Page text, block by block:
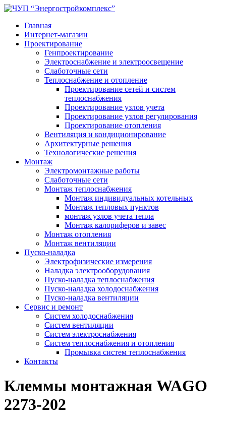
Главная
Интернет-магазин
Проектирование
Генпроектирование
Электроснабжение и электроосвещение
Слаботочные сети
Теплоснабжение и отопление
Проектирование сетей и систем
теплоснабжения
Проектирование узлов учета
Проектирование узлов регулирования
Проектирование отопления
Вентиляция и кондиционирование
Архитектурные решения
Технологические решения
Монтаж
Электромонтажные работы
Слаботочные сети
Монтаж теплоснабжения
Монтаж индивидуальных котельных
Монтаж тепловых пунктов
монтаж узлов учета тепла
Монтаж калориферов и завес
Монтаж отопления
Монтаж вентиляции
Пуско-наладка
Электрофизические измерения
Наладка электрооборудования
Пуско-наладка теплоснабжения
Пуско-наладка холодоснабжения
Пуско-наладка вентиляции
Сервис и ремонт
Систем холодоснабжения
Систем вентиляции
Систем электроснабжения
Систем теплоснабжения и отопления
Промывка систем теплоснабжения
Контакты
Клеммы монтажная WAGO
2273-202